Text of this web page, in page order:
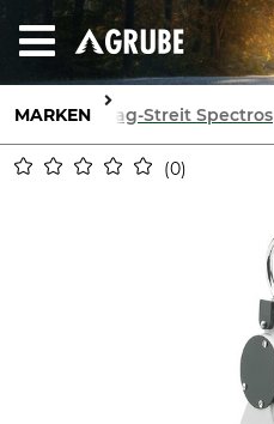
MARKEN Haag-Streit Spectros
0